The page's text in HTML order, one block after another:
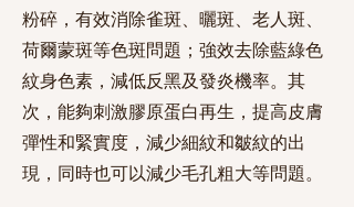
粉碎，有效消除雀斑、曬斑、老人斑、
荷爾蒙斑等色斑問題；強效去除藍綠色
紋身色素，減低反黑及發炎機率。其
次，能夠刺激膠原蛋白再生，提高皮膚
彈性和緊實度，減少細紋和皺紋的出
現，同時也可以減少毛孔粗大等問題。